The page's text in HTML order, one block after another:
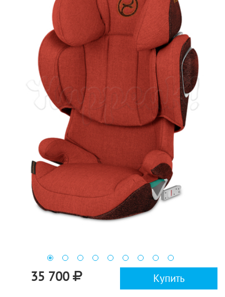
35 700 Купить